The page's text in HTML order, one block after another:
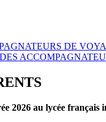
DE
2026 au lycée français